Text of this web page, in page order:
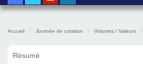
Accueil Journée de cotation Volumes / Valeurs
Résumé